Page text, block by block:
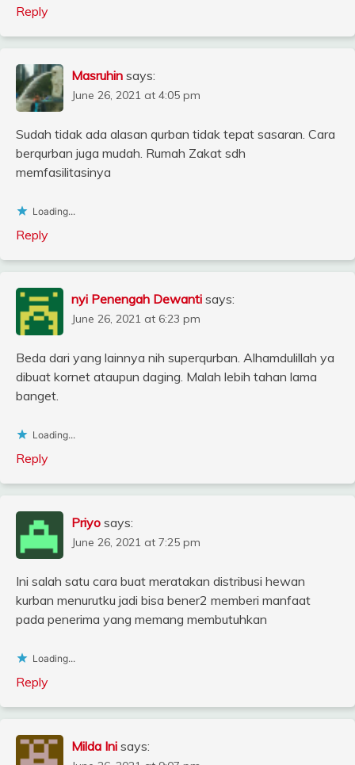
Reply
Masruhin says:
June 26, 2021 at 4:05 pm
Sudah tidak ada alasan qurban tidak tepat sasaran. Cara
berqurban juga mudah. Rumah Zakat sdh
memfasilitasinya
Loading...
Reply
nyi Penengah Dewanti says:
June 26, 2021 at 6:23 pm
Beda dari yang lainnya nih superqurban. Alhamdulillah ya
dibuat kornet ataupun daging. Malah lebih tahan lama
banget.
Loading...
Reply
Priyo says:
June 26, 2021 at 7:25 pm
Ini salah satu cara buat meratakan distribusi hewan
kurban menurutku jadi bisa bener2 memberi manfaat
pada penerima yang memang membutuhkan
Loading...
Reply
Milda Ini says: